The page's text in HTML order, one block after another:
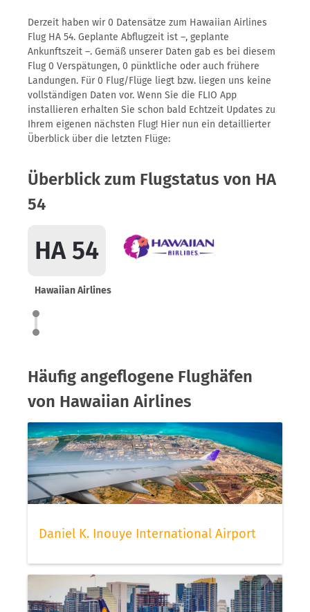
Derzeit haben wir 0 Datensätze zum Hawaiian Airlines
Flug HA 54. Geplante Abflugzeit ist –, geplante
Ankunftszeit –. Gemäß unserer Daten gab es bei diesem
Flug 0 Verspätungen, 0 pünktliche oder auch frühere
Landungen. Für 0 Flug/Flüge liegt bzw. liegen uns keine
vollständigen Daten vor. Wenn Sie die FLIO App
installieren erhalten Sie schon bald Echtzeit Updates zu
Ihrem eigenen nächsten Flug! Hier nun ein detaillierter
Überblick über die letzten Flüge:
Überblick zum Flugstatus von HA
54
HA 54
Hawaiian Airlines
Häufig angeflogene Flughäfen
von Hawaiian Airlines
Daniel K. Inouye International Airport